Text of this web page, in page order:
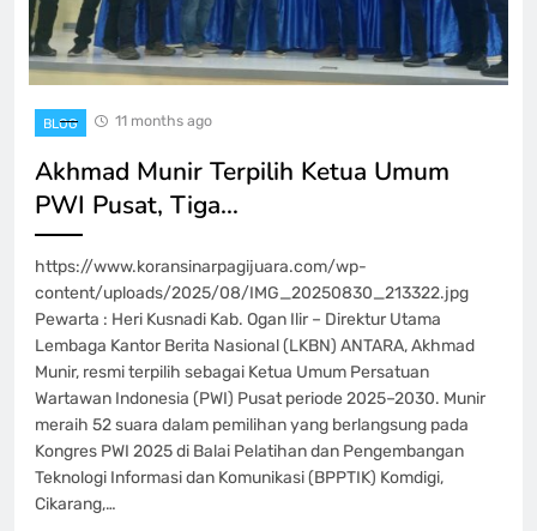
BLOG 11 months ago
Akhmad Munir Terpilih Ketua Umum
PWI Pusat, Tiga…
https://www.koransinarpagijuara.com/wp-
content/uploads/2025/08/IMG_20250830_213322.jpg
Pewarta : Heri Kusnadi Kab. Ogan Ilir – Direktur Utama
Lembaga Kantor Berita Nasional (LKBN) ANTARA, Akhmad
Munir, resmi terpilih sebagai Ketua Umum Persatuan
Wartawan Indonesia (PWI) Pusat periode 2025–2030. Munir
meraih 52 suara dalam pemilihan yang berlangsung pada
Kongres PWI 2025 di Balai Pelatihan dan Pengembangan
Teknologi Informasi dan Komunikasi (BPPTIK) Komdigi,
Cikarang,…